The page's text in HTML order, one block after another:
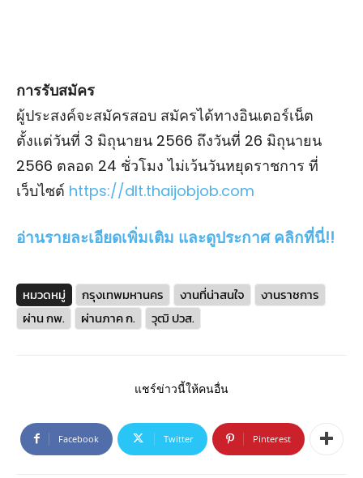
การรับสมัคร
ผู้ประสงค์จะสมัครสอบ สมัครได้ทางอินเตอร์เน็ต
ตั้งแต่วันที่ 3 มิถุนายน 2566 ถึงวันที่ 26 มิถุนายน
2566 ตลอด 24 ชั่วโมง ไม่เว้นวันหยุดราชการ ที่
เว็บไซต์ https://dlt.thaijobjob.com
อ่านรายละเอียดเพิ่มเติม และดูประกาศ คลิกที่นี่!!
หมวดหมู่ กรุงเทพมหานคร งานที่น่าสนใจ
งานราชการ
ผ่าน กพ.
ผ่านภาค ก. วุฒิ ปวส.
แชร์ข่าวนี้ให้คนอื่น
Facebook Twitter Pinterest